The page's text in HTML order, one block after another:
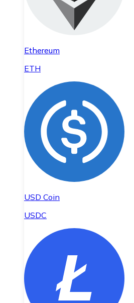
Ethereum
ETH
USD Coin
USDC